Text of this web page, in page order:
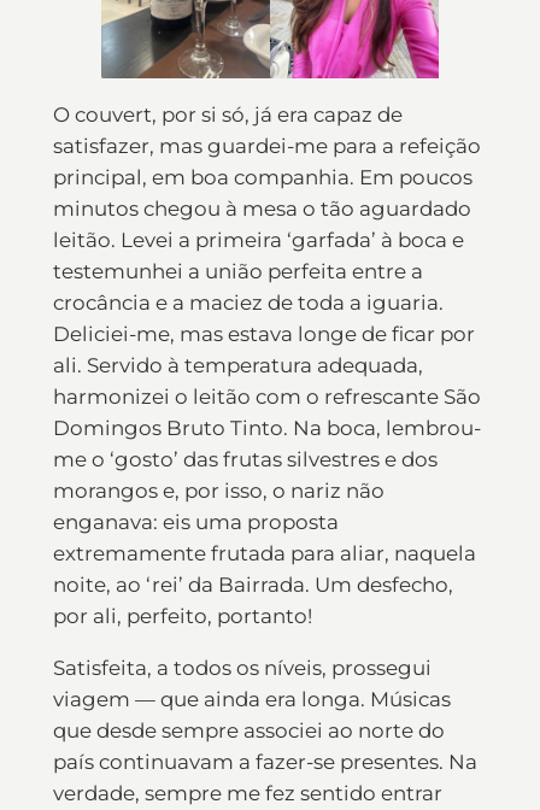
O couvert, por si só, já era capaz de
satisfazer, mas guardei-me para a refeição
principal, em boa companhia. Em poucos
minutos chegou à mesa o tão aguardado
leitão. Levei a primeira ‘garfada’ à boca e
testemunhei a união perfeita entre a
crocância e a maciez de toda a iguaria.
Deliciei-me, mas estava longe de ficar por
ali. Servido à temperatura adequada,
harmonizei o leitão com o refrescante São
Domingos Bruto Tinto. Na boca, lembrou-
me o ‘gosto’ das frutas silvestres e dos
morangos e, por isso, o nariz não
enganava: eis uma proposta
extremamente frutada para aliar, naquela
noite, ao ‘rei’ da Bairrada. Um desfecho,
por ali, perfeito, portanto!
Satisfeita, a todos os níveis, prossegui
viagem — que ainda era longa. Músicas
que desde sempre associei ao norte do
país continuavam a fazer-se presentes. Na
verdade, sempre me fez sentido entrar